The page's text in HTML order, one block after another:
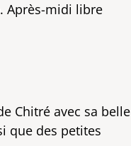
Après-midi libre
Chitré avec sa belle
que des petites